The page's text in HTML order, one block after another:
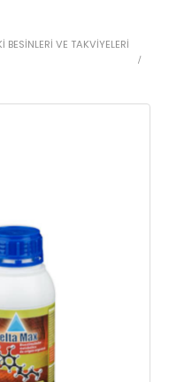
BESINLERI VE TAKVIYELERI